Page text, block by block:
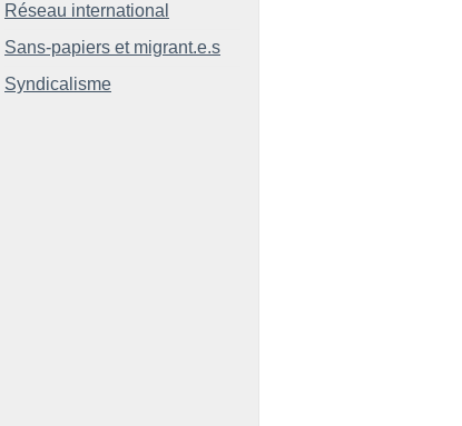
Réseau international
Sans-papiers et migrant.e.s
Syndicalisme